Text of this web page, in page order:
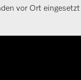
vor Ort